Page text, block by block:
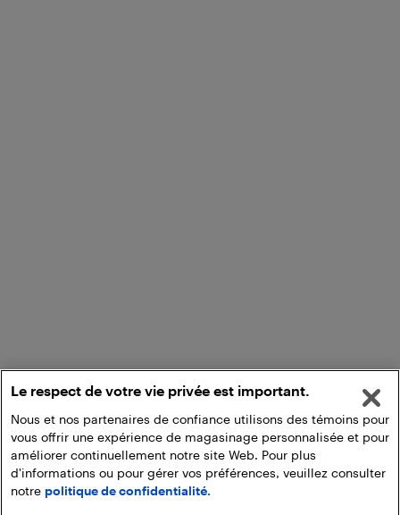
Ajouter au panier
Le respect de votre vie privée est important.
Nous et nos partenaires de confiance utilisons des témoins pour
vous offrir une expérience de magasinage personnalisée et pour
améliorer continuellement notre site Web. Pour plus
d'informations ou pour gérer vos préférences, veuillez consulter
notre politique de confidentialité.